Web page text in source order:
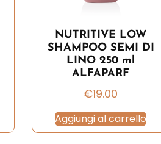
NUTRITIVE LOW
SHAMPOO SEMI DI
LINO 250 ml
ALFAPARF
€19.00
Aggiungi al carrello